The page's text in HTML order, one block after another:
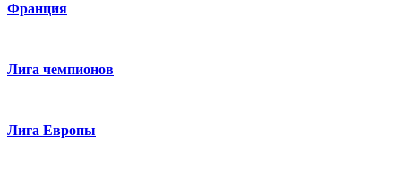
Франция
Лига чемпионов
Лига Европы